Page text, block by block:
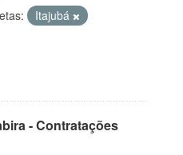
Itajubá
- Contratações